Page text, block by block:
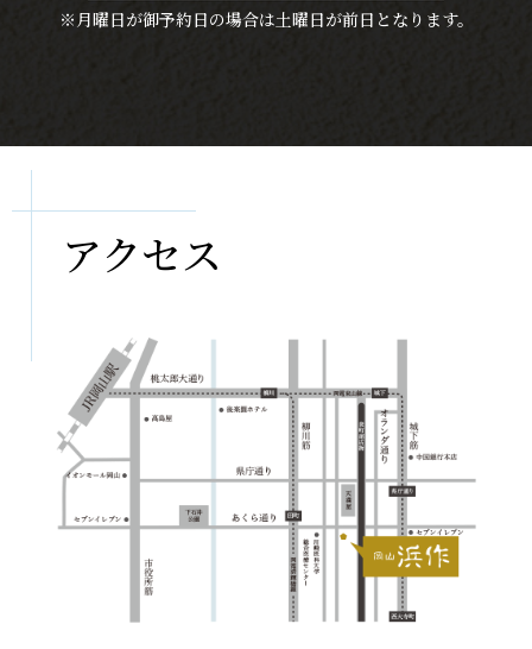
※月曜日が御予約日の場合は土曜日が前日となります。
アクセス